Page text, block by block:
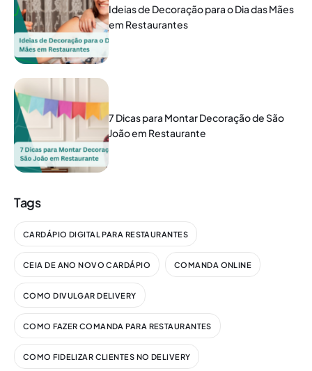
Ideias de Decoração para o Dia das Mães
em Restaurantes
7 Dicas para Montar Decoração de São
João em Restaurante
Tags
CARDÁPIO DIGITAL PARA RESTAURANTES
CEIA DE ANO NOVO CARDÁPIO COMANDA ONLINE
COMO DIVULGAR DELIVERY
COMO FAZER COMANDA PARA RESTAURANTES
COMO FIDELIZAR CLIENTES NO DELIVERY